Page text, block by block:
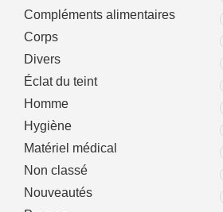
Compléments alimentaires
Corps
Divers
Éclat du teint
Homme
Hygiène
Matériel médical
Non classé
Nouveautés